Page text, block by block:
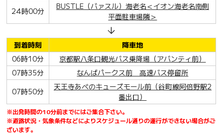
24時00分
BUSTLE（バァスル）海老名＜イオン海老名南側
平面駐車場隣＞
到着時刻
降車地
06時10分
京都駅八条口観光バス乗降場（アバンティ前）
07時35分
なんばパークス前 高速バス停留所
07時50分
天王寺あべのキューズモール前（谷町線阿倍野駅2
番出口）
※出発時間の10分前までにはご集合下さい。
※道路状況・気象条件などによりスケジュール通りの運行ができない場合がご
ざいます。